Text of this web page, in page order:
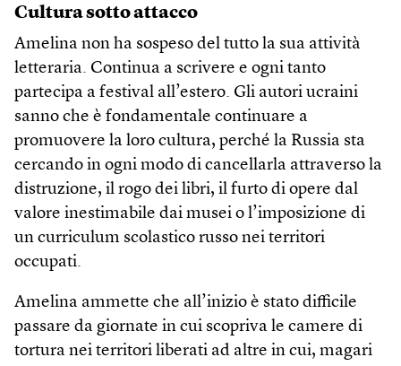
Cultura sotto attacco
Amelina non ha sospeso del tutto la sua attività
letteraria. Continua a scrivere e ogni tanto
partecipa a festival all’estero. Gli autori ucraini
sanno che è fondamentale continuare a
promuovere la loro cultura, perché la Russia sta
cercando in ogni modo di cancellarla attraverso la
distruzione, il rogo dei libri, il furto di opere dal
valore inestimabile dai musei o l’imposizione di
un curriculum scolastico russo nei territori
occupati.
Amelina ammette che all’inizio è stato difficile
passare da giornate in cui scopriva le camere di
tortura nei territori liberati ad altre in cui, magari